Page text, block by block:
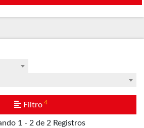
1 - 2 de 2 Registros
Filtro 4